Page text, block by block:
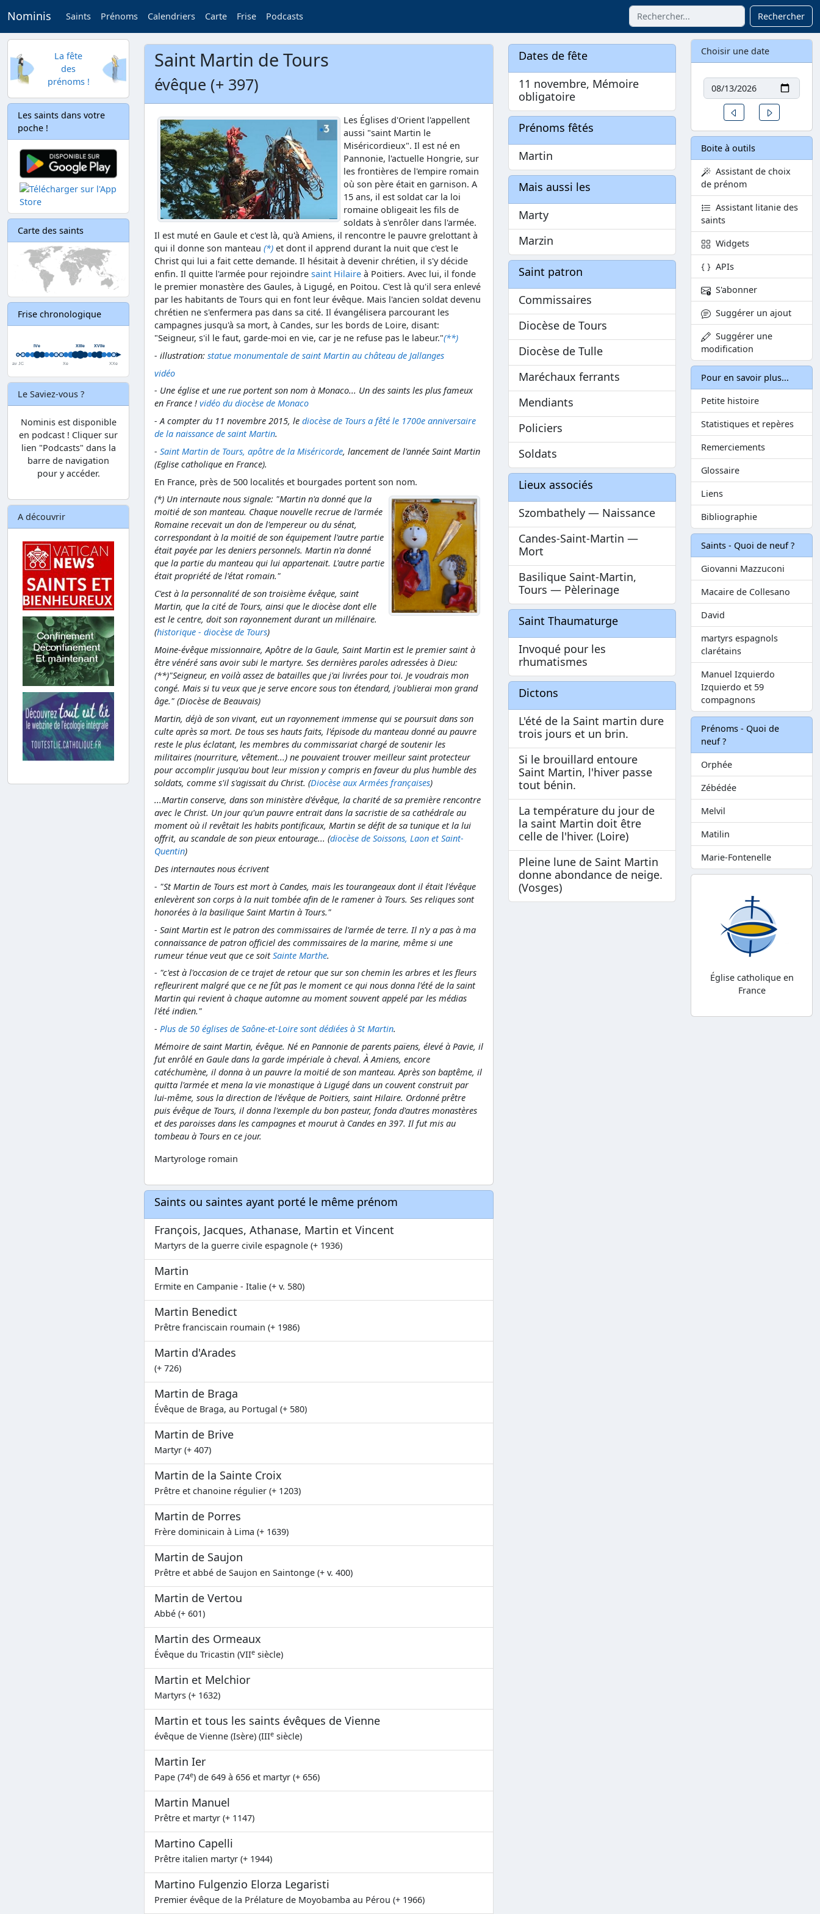
Nominis Saints Prénoms Calendriers Carte Frise Podcasts Rechercher
La fête
des
prénoms !
Les saints dans votre
poche !
Carte des saints
Frise chronologique
Le Saviez-vous ?
Nominis est disponible
en podcast ! Cliquer sur
lien "Podcasts" dans la
barre de navigation
pour y accéder.
A découvrir
Saint Martin de Tours
évêque (+ 397)
Les Églises d'Orient l'appellent
aussi "saint Martin le
Miséricordieux". Il est né en
Pannonie, l'actuelle Hongrie, sur
les frontières de l'empire romain
où son père était en garnison. A
15 ans, il est soldat car la loi
romaine obligeait les fils de
soldats à s'enrôler dans l'armée.
Il est muté en Gaule et c'est là, qu'à Amiens, il rencontre le pauvre grelottant à
qui il donne son manteau (*) et dont il apprend durant la nuit que c'est le
Christ qui lui a fait cette demande. Il hésitait à devenir chrétien, il s'y décide
enfin. Il quitte l'armée pour rejoindre saint Hilaire à Poitiers. Avec lui, il fonde
le premier monastère des Gaules, à Ligugé, en Poitou. C'est là qu'il sera enlevé
par les habitants de Tours qui en font leur évêque. Mais l'ancien soldat devenu
chrétien ne s'enfermera pas dans sa cité. Il évangélisera parcourant les
campagnes jusqu'à sa mort, à Candes, sur les bords de Loire, disant:
"Seigneur, s'il le faut, garde-moi en vie, car je ne refuse pas le labeur."(**)
- illustration: statue monumentale de saint Martin au château de Jallanges
vidéo
- Une église et une rue portent son nom à Monaco... Un des saints les plus fameux
en France ! vidéo du diocèse de Monaco
- A compter du 11 novembre 2015, le diocèse de Tours a fêté le 1700e anniversaire
de la naissance de saint Martin.
- Saint Martin de Tours, apôtre de la Miséricorde, lancement de l'année Saint Martin
(Eglise catholique en France).
En France, près de 500 localités et bourgades portent son nom.
(*) Un internaute nous signale: "Martin n'a donné que la
moitié de son manteau. Chaque nouvelle recrue de l'armée
Romaine recevait un don de l'empereur ou du sénat,
correspondant à la moitié de son équipement l'autre partie
était payée par les deniers personnels. Martin n'a donné
que la partie du manteau qui lui appartenait. L'autre partie
était propriété de l'état romain."
C'est à la personnalité de son troisième évêque, saint
Martin, que la cité de Tours, ainsi que le diocèse dont elle
est le centre, doit son rayonnement durant un millénaire.
(historique - diocèse de Tours)
Moine-évêque missionnaire, Apôtre de la Gaule, Saint Martin est le premier saint à
être vénéré sans avoir subi le martyre. Ses dernières paroles adressées à Dieu:
(**)"Seigneur, en voilà assez de batailles que j'ai livrées pour toi. Je voudrais mon
congé. Mais si tu veux que je serve encore sous ton étendard, j'oublierai mon grand
âge." (Diocèse de Beauvais)
Martin, déjà de son vivant, eut un rayonnement immense qui se poursuit dans son
culte après sa mort. De tous ses hauts faits, l'épisode du manteau donné au pauvre
reste le plus éclatant, les membres du commissariat chargé de soutenir les
militaires (nourriture, vêtement...) ne pouvaient trouver meilleur saint protecteur
pour accomplir jusqu'au bout leur mission y compris en faveur du plus humble des
soldats, comme s'il s'agissait du Christ. (Diocèse aux Armées françaises)
...Martin conserve, dans son ministère d'évêque, la charité de sa première rencontre
avec le Christ. Un jour qu'un pauvre entrait dans la sacristie de sa cathédrale au
moment où il revêtait les habits pontificaux, Martin se défit de sa tunique et la lui
offrit, au scandale de son pieux entourage... (diocèse de Soissons, Laon et Saint-
Quentin)
Des internautes nous écrivent
- "St Martin de Tours est mort à Candes, mais les tourangeaux dont il était l'évêque
enlevèrent son corps à la nuit tombée afin de le ramener à Tours. Ses reliques sont
honorées à la basilique Saint Martin à Tours."
- Saint Martin est le patron des commissaires de l'armée de terre. Il n'y a pas à ma
connaissance de patron officiel des commissaires de la marine, même si une
rumeur ténue veut que ce soitSainte Marthe.
- "c'est à l'occasion de ce trajet de retour que sur son chemin les arbres et les fleurs
refleurirent malgré que ce ne fût pas le moment ce qui nous donna l'été de la saint
Martin qui revient à chaque automne au moment souvent appelé par les médias
l'été indien."
- Plus de 50 églises de Saône-et-Loire sont dédiées à St Martin.
Mémoire de saint Martin, évêque. Né en Pannonie de parents païens, élevé à Pavie, il
fut enrôlé en Gaule dans la garde impériale à cheval. À Amiens, encore
catéchumène, il donna à un pauvre la moitié de son manteau. Après son baptême, il
quitta l'armée et mena la vie monastique à Ligugé dans un couvent construit par
lui-même, sous la direction de l'évêque de Poitiers, saint Hilaire. Ordonné prêtre
puis évêque de Tours, il donna l'exemple du bon pasteur, fonda d'autres monastères
et des paroisses dans les campagnes et mourut à Candes en 397. Il fut mis au
tombeau à Tours en ce jour.
Martyrologe romain
Saints ou saintes ayant porté le même prénom
François, Jacques, Athanase, Martin et Vincent
Martyrs de la guerre civile espagnole (+ 1936)
Martin
Ermite en Campanie - Italie (+ v. 580)
Martin Benedict
Prêtre franciscain roumain (+ 1986)
Martin d'Arades
(+ 726)
Martin de Braga
Évêque de Braga, au Portugal (+ 580)
Martin de Brive
Martyr (+ 407)
Martin de la Sainte Croix
Prêtre et chanoine régulier (+ 1203)
Martin de Porres
Frère dominicain à Lima (+ 1639)
Martin de Saujon
Prêtre et abbé de Saujon en Saintonge (+ v. 400)
Martin de Vertou
Abbé (+ 601)
Martin des Ormeaux
Évêque du Tricastin (VIIe siècle)
Martin et Melchior
Martyrs (+ 1632)
Martin et tous les saints évêques de Vienne
évêque de Vienne (Isère) (IIIe siècle)
Martin Ier
Pape (74e) de 649 à 656 et martyr (+ 656)
Martin Manuel
Prêtre et martyr (+ 1147)
Martino Capelli
Prêtre italien martyr (+ 1944)
Martino Fulgenzio Elorza Legaristi
Premier évêque de la Prélature de Moyobamba au Pérou (+ 1966)
Dates de fête
11 novembre, Mémoire
obligatoire
Prénoms fêtés
Martin
Mais aussi les
Marty
Marzin
Saint patron
Commissaires
Diocèse de Tours
Diocèse de Tulle
Maréchaux ferrants
Mendiants
Policiers
Soldats
Lieux associés
Szombathely — Naissance
Candes-Saint-Martin —
Mort
Basilique Saint-Martin,
Tours — Pèlerinage
Saint Thaumaturge
Invoqué pour les
rhumatismes
Dictons
L'été de la Saint martin dure
trois jours et un brin.
Si le brouillard entoure
Saint Martin, l'hiver passe
tout bénin.
La température du jour de
la saint Martin doit être
celle de l'hiver. (Loire)
Pleine lune de Saint Martin
donne abondance de neige.
(Vosges)
Choisir une date
Date
Un jour avant
Boite à outils
Assistant de choix
de prénom
Assistant litanie des
saints
Widgets
APIs
S'abonner
Suggérer un ajout
Suggérer une
modification
Pour en savoir plus...
Petite histoire
Statistiques et repères
Remerciements
Glossaire
Liens
Bibliographie
Saints - Quoi de neuf ?
Giovanni Mazzuconi
Macaire de Collesano
David
martyrs espagnols
clarétains
Manuel Izquierdo
Izquierdo et 59
compagnons
Prénoms - Quoi de
neuf ?
Orphée
Zébédée
Melvil
Matilin
Marie-Fontenelle
Église catholique en
France